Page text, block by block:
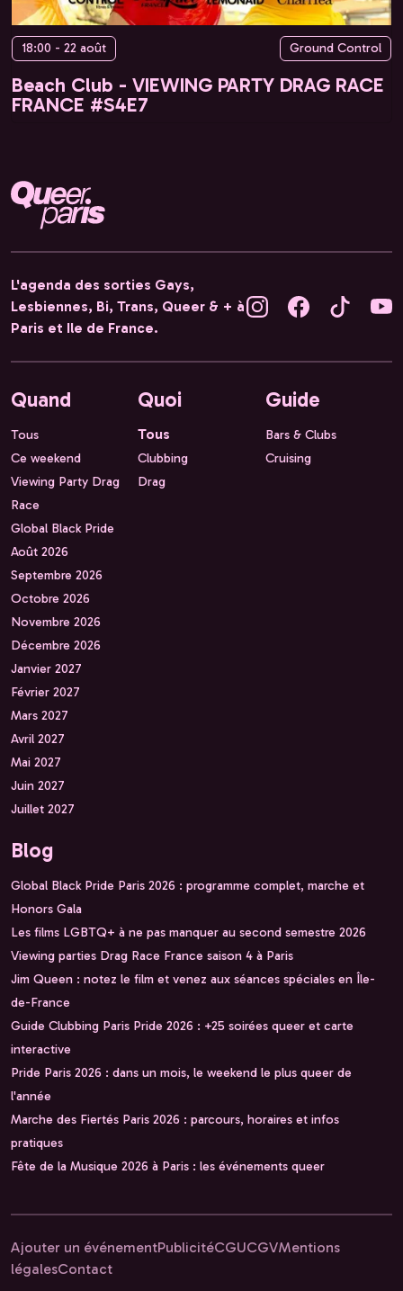
18:00 - 22 août Ground Control
Beach Club - VIEWING PARTY DRAG RACE
FRANCE #S4E7
L'agenda des sorties Gays,
Lesbiennes, Bi, Trans, Queer & + à
Paris et Ile de France.
Quand
Tous
Ce weekend
Viewing Party Drag
Race
Global Black Pride
Août 2026
Septembre 2026
Octobre 2026
Novembre 2026
Décembre 2026
Janvier 2027
Février 2027
Mars 2027
Avril 2027
Mai 2027
Juin 2027
Juillet 2027
Quoi
Tous
Clubbing
Drag
Guide
Bars & Clubs
Cruising
Blog
Global Black Pride Paris 2026 : programme complet, marche et
Honors Gala
Les films LGBTQ+ à ne pas manquer au second semestre 2026
Viewing parties Drag Race France saison 4 à Paris
Jim Queen : notez le film et venez aux séances spéciales en Île-
de-France
Guide Clubbing Paris Pride 2026 : +25 soirées queer et carte
interactive
Pride Paris 2026 : dans un mois, le weekend le plus queer de
l'année
Marche des Fiertés Paris 2026 : parcours, horaires et infos
pratiques
Fête de la Musique 2026 à Paris : les événements queer
Ajouter un événementPublicitéCGUCGVMentions
légalesContact